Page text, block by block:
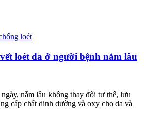
loét
loét da ở người bệnh nằm lâu
nằm lâu không thay đổi tư thế, lưu
cấp chất dinh dường và oxy cho da và